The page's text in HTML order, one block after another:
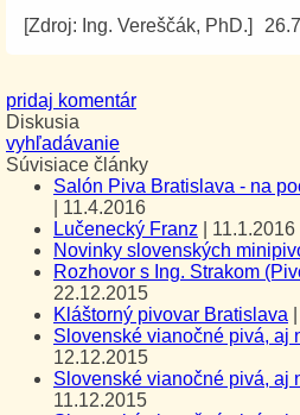
[Zdroj: Ing. Vereščák, PhD.]
pridaj komentár
Diskusia
vyhľadávanie
Súvisiace články
Salón Piva Bratislava - na
11.4.2016
Lučenecký Franz
11.1.2016
Novinky slovenských
Rozhovor s Ing. Strakom
22.12.2015
Kláštorný pivovar Bratislava
Slovenské vianočné pivá, aj
12.12.2015
Slovenské vianočné pivá, aj
11.12.2015